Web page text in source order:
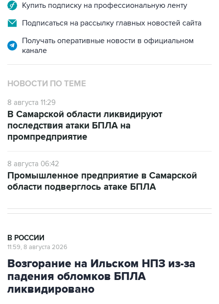
Купить подписку на профессиональную ленту
Подписаться на рассылку главных новостей сайта
Получать оперативные новости в официальном
канале
НОВОСТИ ПО ТЕМЕ
8 августа 11:29
В Самарской области ликвидируют
последствия атаки БПЛА на
промпредприятие
8 августа 06:42
Промышленное предприятие в Самарской
области подверглось атаке БПЛА
В РОССИИ
11:59, 8 августа 2026
Возгорание на Ильском НПЗ из-за
падения обломков БПЛА
ликвидировано